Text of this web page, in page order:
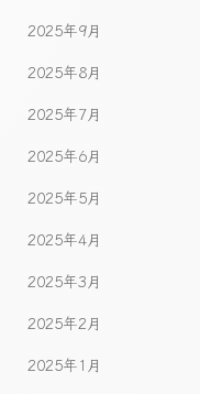
2025年9月
2025年8月
2025年7月
2025年6月
2025年5月
2025年4月
2025年3月
2025年2月
2025年1月